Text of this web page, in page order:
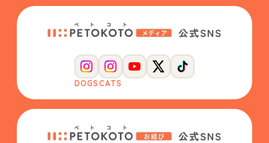
DOGSCATS